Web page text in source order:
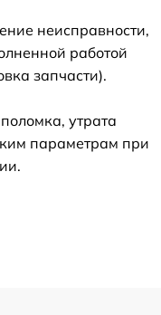
неисправности,
работой
запчасти).
утрата
параметрам при